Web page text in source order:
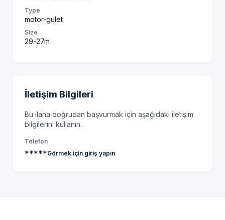
Type
motor-gulet
Size
29-27m
İletişim Bilgileri
Bu ilana doğrudan başvurmak için aşağıdaki iletişim
bilgilerini kullanın.
Telefon
*****Görmek için giriş yapın